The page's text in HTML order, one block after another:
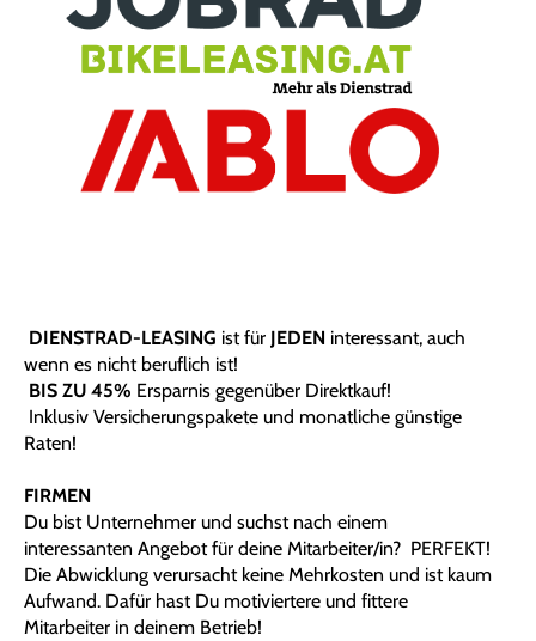
DIENSTRAD-LEASING ist für JEDEN interessant, auch
wenn es nicht beruflich ist!
BIS ZU 45% Ersparnis gegenüber Direktkauf!
Inklusiv Versicherungspakete und monatliche günstige
Raten!
FIRMEN
Du bist Unternehmer und suchst nach einem
interessanten Angebot für deine Mitarbeiter/in? PERFEKT!
Die Abwicklung verursacht keine Mehrkosten und ist kaum
Aufwand. Dafür hast Du motiviertere und fittere
Mitarbeiter in deinem Betrieb!